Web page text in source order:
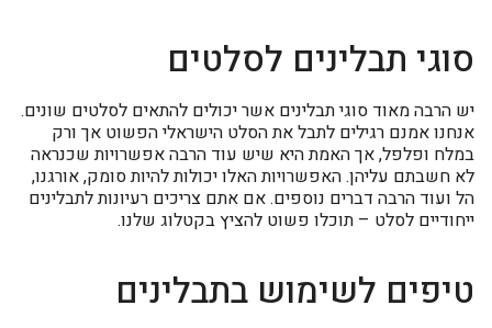
סוגי תבלינים לסלטים
יש הרבה מאוד סוגי תבלינים אשר יכולים להתאים לסלטים שונים.
אנחנו אמנם רגילים לתבל את הסלט הישראלי הפשוט אך ורק
במלח ופלפל, אך האמת היא שיש עוד הרבה אפשרויות שכנראה
לא חשבתם עליהן. האפשרויות האלו יכולות להיות סומק, אורגנו,
הל ועוד הרבה דברים נוספים. אם אתם צריכים רעיונות לתבלינים
ייחודיים לסלט – תוכלו פשוט להציץ בקטלוג שלנו.
טיפים לשימוש בתבלינים